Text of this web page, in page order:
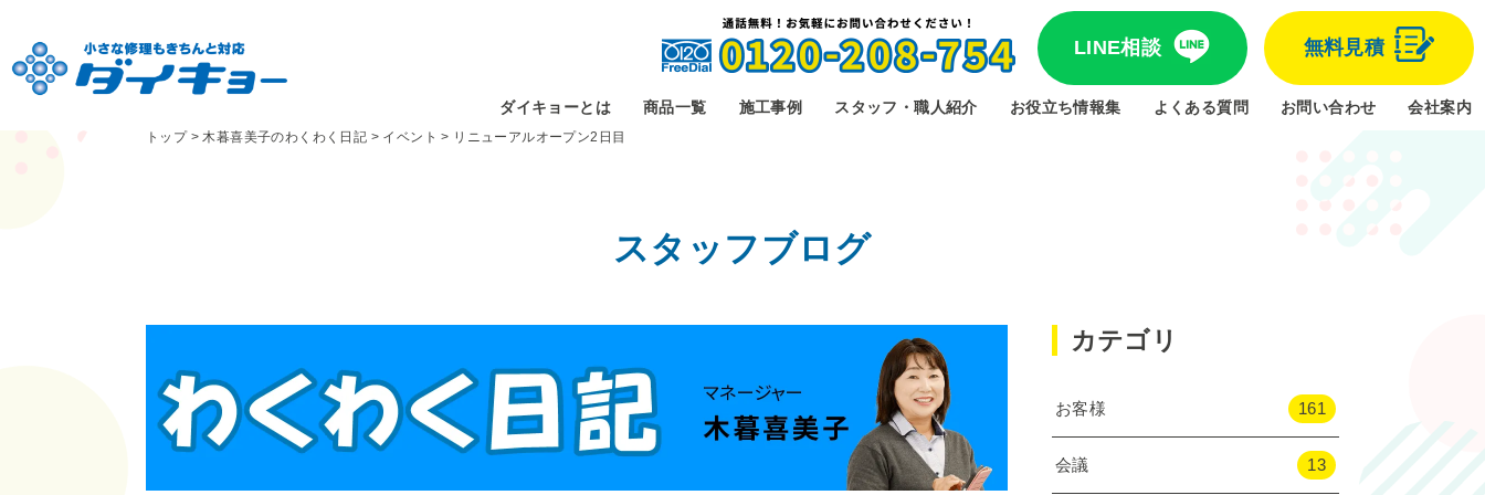
LINE相談 無料見積
ダイキョーとは 商品一覧 施工事例 スタッフ・職人紹介 お役立ち情報集 よくある質問 お問い合わせ 会社案内
トップ>木暮喜美子のわくわく日記 > イベント > リニューアルオープン2日目
スタッフブログ
カテゴリ
お客様 161
会議 13